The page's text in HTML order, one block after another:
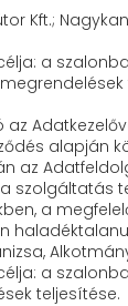
Kft.;
a
az
alapján
az
szolgáltatás
a
a
teljesítése.